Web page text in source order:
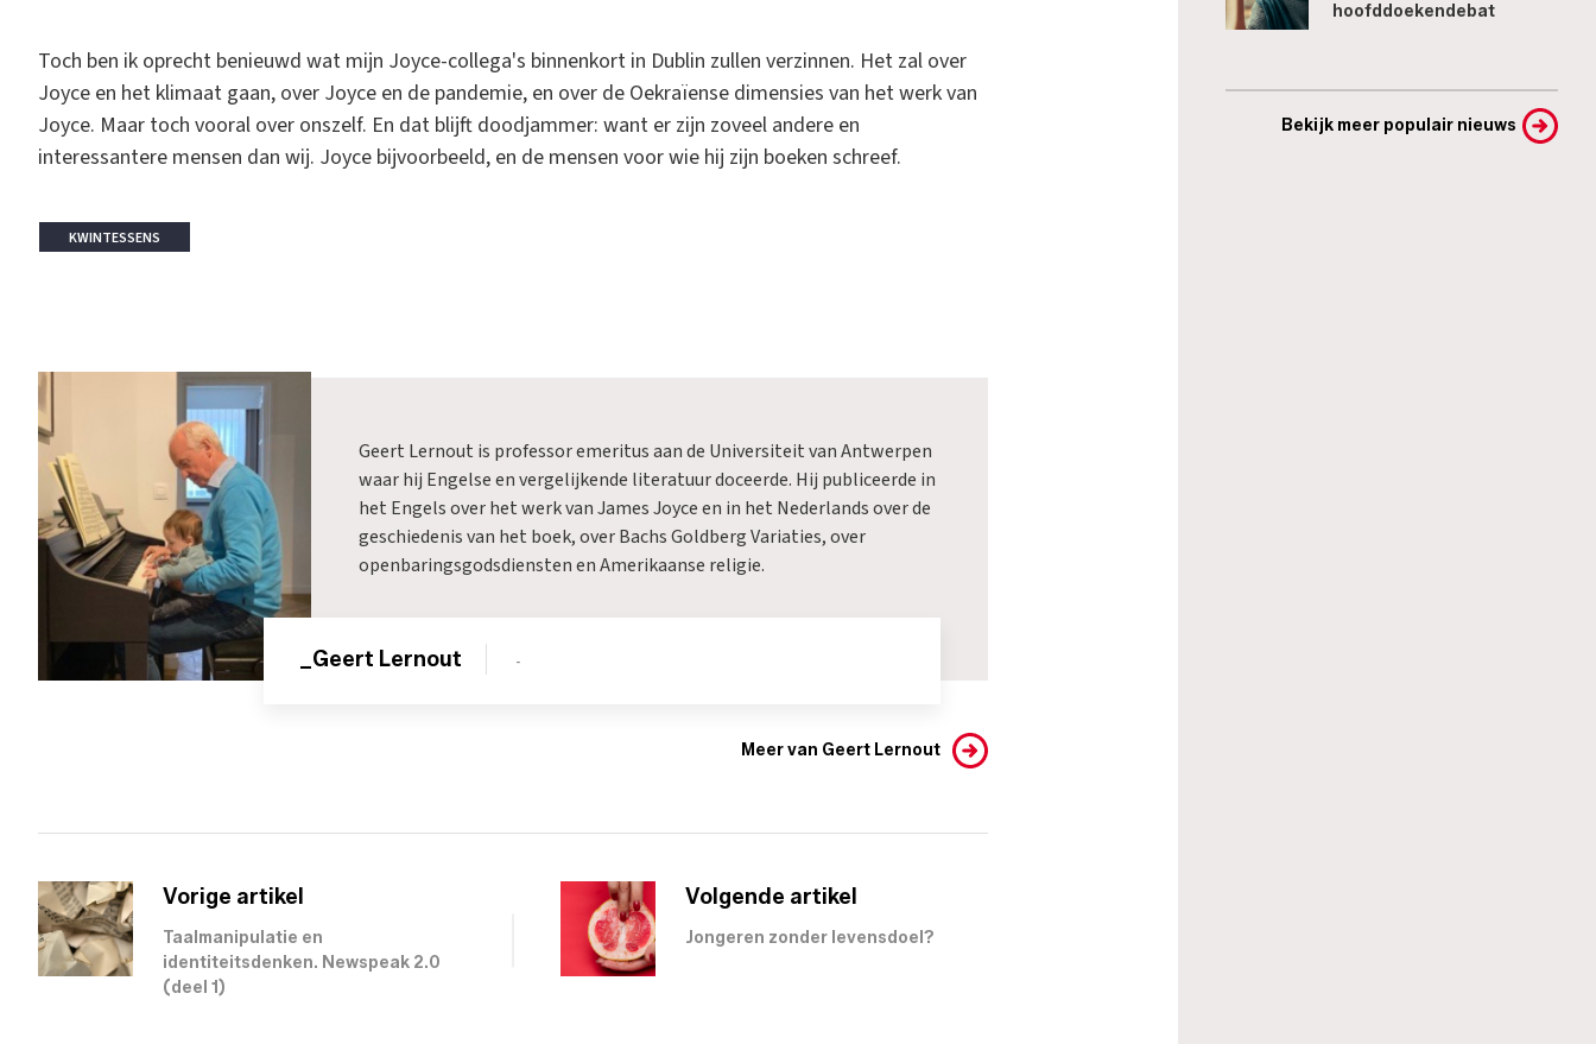
Toch ben ik oprecht benieuwd wat mijn Joyce-collega's binnenkort in Dublin zullen verzinnen. Het zal over
Joyce en het klimaat gaan, over Joyce en de pandemie, en over de Oekraïense dimensies van het werk van
Joyce. Maar toch vooral over onszelf. En dat blijft doodjammer: want er zijn zoveel andere en
interessantere mensen dan wij. Joyce bijvoorbeeld, en de mensen voor wie hij zijn boeken schreef.
KWINTESSENS
Geert Lernout is professor emeritus aan de Universiteit van Antwerpen
waar hij Engelse en vergelijkende literatuur doceerde. Hij publiceerde in
het Engels over het werk van James Joyce en in het Nederlands over de
geschiedenis van het boek, over Bachs Goldberg Variaties, over
openbaringsgodsdiensten en Amerikaanse religie.
_Geert Lernout -
Meer van Geert Lernout
Vorige artikel
Taalmanipulatie en
identiteitsdenken. Newspeak 2.0
(deel 1)
Volgende artikel
Jongeren zonder levensdoel?
hoofddoekendebat
Bekijk meer populair nieuws